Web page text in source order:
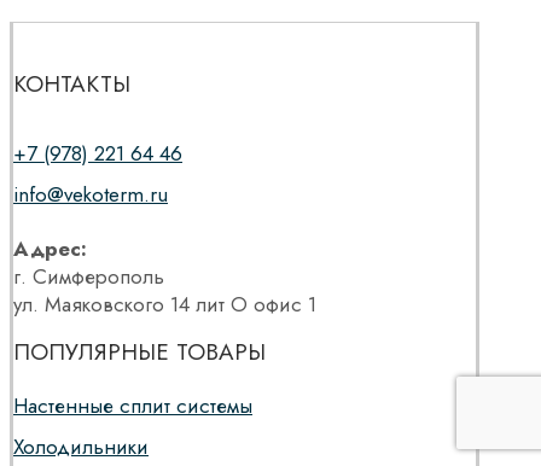
КОНТАКТЫ
+7 (978) 221 64 46
info@vekoterm.ru
Адрес:
г. Симферополь
ул. Маяковского 14 лит О офис 1
ПОПУЛЯРНЫЕ ТОВАРЫ
Настенные сплит системы
Холодильники